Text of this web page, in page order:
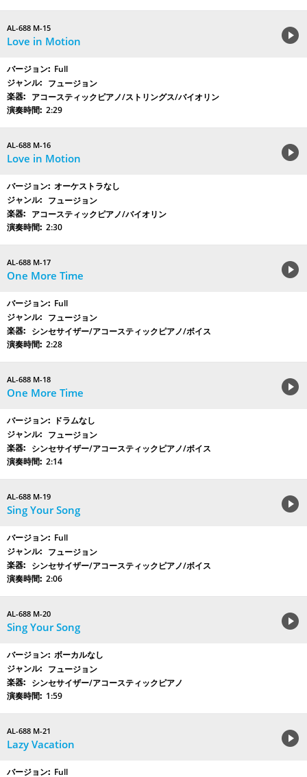
AL-688 M-15
Love in Motion
Full
フュージョン
アコースティックピアノ/ストリングス/バイオリン
2:29
AL-688 M-16
Love in Motion
オーケストラなし
フュージョン
アコースティックピアノ/バイオリン
2:30
AL-688 M-17
One More Time
Full
フュージョン
シンセサイザー/アコースティックピアノ/ボイス
2:28
AL-688 M-18
One More Time
ドラムなし
フュージョン
シンセサイザー/アコースティックピアノ/ボイス
2:14
AL-688 M-19
Sing Your Song
Full
フュージョン
シンセサイザー/アコースティックピアノ/ボイス
2:06
AL-688 M-20
Sing Your Song
ボーカルなし
フュージョン
シンセサイザー/アコースティックピアノ
1:59
AL-688 M-21
Lazy Vacation
Full